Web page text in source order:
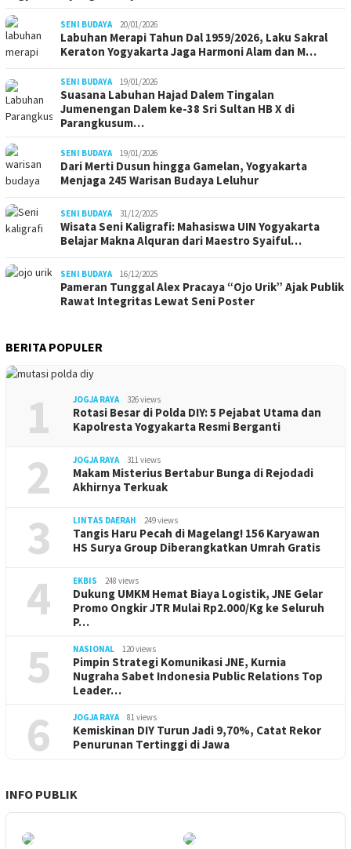
SENI BUDAYA 20/01/2026
Labuhan Merapi Tahun Dal 1959/2026, Laku Sakral
Keraton Yogyakarta Jaga Harmoni Alam dan M…
SENI BUDAYA 19/01/2026
Suasana Labuhan Hajad Dalem Tingalan
Jumenengan Dalem ke-38 Sri Sultan HB X di
Parangkusum…
SENI BUDAYA 19/01/2026
Dari Merti Dusun hingga Gamelan, Yogyakarta
Menjaga 245 Warisan Budaya Leluhur
SENI BUDAYA 31/12/2025
Wisata Seni Kaligrafi: Mahasiswa UIN Yogyakarta
Belajar Makna Alquran dari Maestro Syaiful…
SENI BUDAYA 16/12/2025
Pameran Tunggal Alex Pracaya “Ojo Urik” Ajak Publik
Rawat Integritas Lewat Seni Poster
BERITA POPULER
1 JOGJA RAYA 326 views
Rotasi Besar di Polda DIY: 5 Pejabat Utama dan
Kapolresta Yogyakarta Resmi Berganti
2 JOGJA RAYA 311 views
Makam Misterius Bertabur Bunga di Rejodadi
Akhirnya Terkuak
3 LINTAS DAERAH 249 views
Tangis Haru Pecah di Magelang! 156 Karyawan
HS Surya Group Diberangkatkan Umrah Gratis
4 EKBIS 248 views
Dukung UMKM Hemat Biaya Logistik, JNE Gelar
Promo Ongkir JTR Mulai Rp2.000/Kg ke Seluruh
P…
5 NASIONAL 120 views
Pimpin Strategi Komunikasi JNE, Kurnia
Nugraha Sabet Indonesia Public Relations Top
Leader…
6 JOGJA RAYA 81 views
Kemiskinan DIY Turun Jadi 9,70%, Catat Rekor
Penurunan Tertinggi di Jawa
INFO PUBLIK